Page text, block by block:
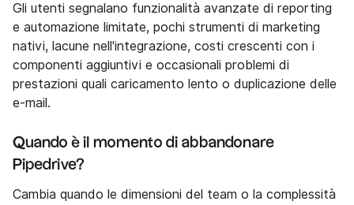
Gli utenti segnalano funzionalità avanzate di reporting
e automazione limitate, pochi strumenti di marketing
nativi, lacune nell'integrazione, costi crescenti con i
componenti aggiuntivi e occasionali problemi di
prestazioni quali caricamento lento o duplicazione delle
e-mail.
Quando è il momento di abbandonare
Pipedrive?
Cambia quando le dimensioni del team o la complessità